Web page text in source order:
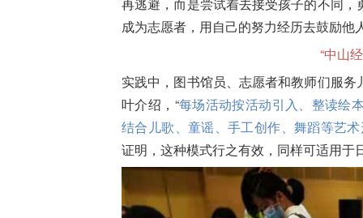
成为志愿者，用自己的努力经历去鼓励
“中山
实践中，图书馆员、志愿者和教师们服
叶介绍，“每场活动按活动引入、整读绘
结合儿歌、童谣、手工创作、舞蹈等艺
证明，这种模式行之有效，同样可适用于